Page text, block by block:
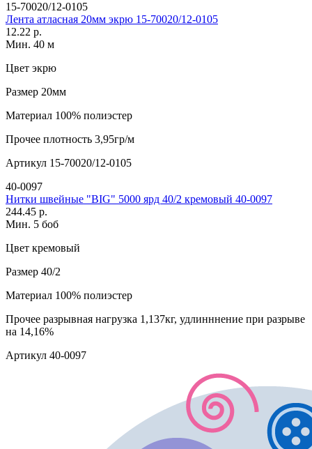
15-70020/12-0105
Лента атласная 20мм экрю 15-70020/12-0105
12.22 р.
Мин. 40 м
Цвет экрю
Размер 20мм
Материал 100% полиэстер
Прочее плотность 3,95гр/м
Артикул 15-70020/12-0105
40-0097
Нитки швейные "BIG" 5000 ярд 40/2 кремовый 40-0097
244.45 р.
Мин. 5 боб
Цвет кремовый
Размер 40/2
Материал 100% полиэстер
Прочее разрывная нагрузка 1,137кг, удлинннение при разрыве
на 14,16%
Артикул 40-0097